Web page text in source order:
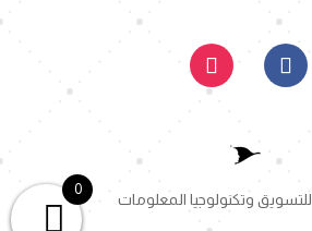
للتسويق وتكنولوجيا المعلومات
0